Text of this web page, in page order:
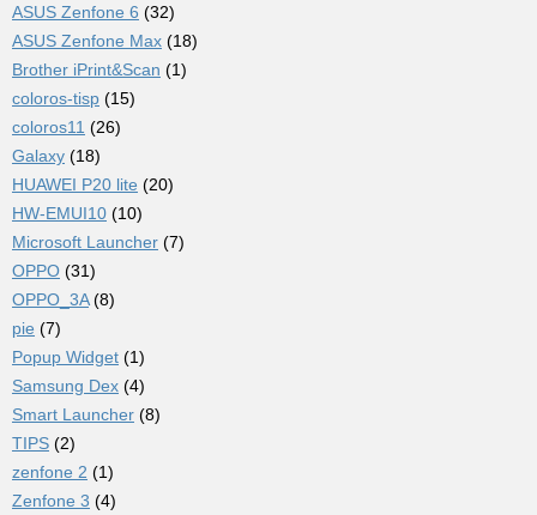
ASUS Zenfone 6 (32)
ASUS Zenfone Max (18)
Brother iPrint&Scan (1)
coloros-tisp (15)
coloros11 (26)
Galaxy (18)
HUAWEI P20 lite (20)
HW-EMUI10 (10)
Microsoft Launcher (7)
OPPO (31)
OPPO_3A(8)
pie (7)
Popup Widget (1)
Samsung Dex (4)
Smart Launcher (8)
TIPS (2)
zenfone 2 (1)
Zenfone 3 (4)